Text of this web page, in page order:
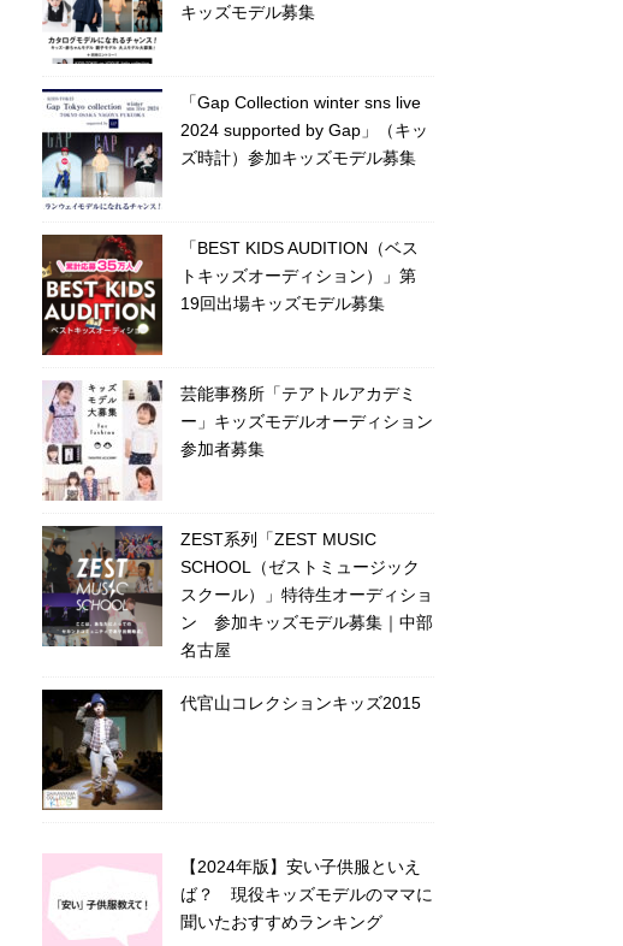
キッズモデル募集
「Gap Collection winter sns live
2024 supported by Gap」（キッ
ズ時計）参加キッズモデル募集
「BEST KIDS AUDITION（ベス
トキッズオーディション）」第
19回出場キッズモデル募集
芸能事務所「テアトルアカデミ
ー」キッズモデルオーディション
参加者募集
ZEST系列「ZEST MUSIC
SCHOOL（ゼストミュージック
スクール）」特待生オーディショ
ン 参加キッズモデル募集｜中部
名古屋
代官山コレクションキッズ2015
【2024年版】安い子供服といえ
ば？ 現役キッズモデルのママに
聞いたおすすめランキング